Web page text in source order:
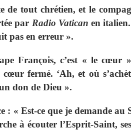
de tout chrétien, et le
par Radio Vatican en
pas en erreur ».
François, c’est « le cœur
fermé. ‘Ah, et où
don de Dieu ».
: « Est-ce que je demande au
à écouter l’Esprit-Saint,